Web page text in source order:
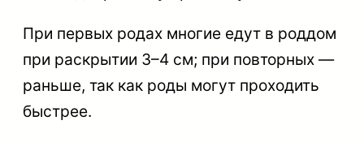
При первых родах многие едут в роддом
при раскрытии 3–4 см; при повторных —
раньше, так как роды могут проходить
быстрее.